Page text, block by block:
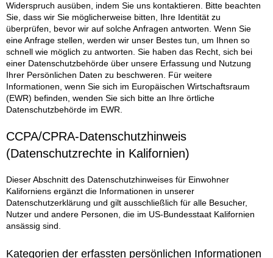
Widerspruch ausüben, indem Sie uns kontaktieren. Bitte beachten
Sie, dass wir Sie möglicherweise bitten, Ihre Identität zu
überprüfen, bevor wir auf solche Anfragen antworten. Wenn Sie
eine Anfrage stellen, werden wir unser Bestes tun, um Ihnen so
schnell wie möglich zu antworten. Sie haben das Recht, sich bei
einer Datenschutzbehörde über unsere Erfassung und Nutzung
Ihrer Persönlichen Daten zu beschweren. Für weitere
Informationen, wenn Sie sich im Europäischen Wirtschaftsraum
(EWR) befinden, wenden Sie sich bitte an Ihre örtliche
Datenschutzbehörde im EWR.
CCPA/CPRA-Datenschutzhinweis
(Datenschutzrechte in Kalifornien)
Dieser Abschnitt des Datenschutzhinweises für Einwohner
Kaliforniens ergänzt die Informationen in unserer
Datenschutzerklärung und gilt ausschließlich für alle Besucher,
Nutzer und andere Personen, die im US-Bundesstaat Kalifornien
ansässig sind.
Kategorien der erfassten persönlichen Informationen